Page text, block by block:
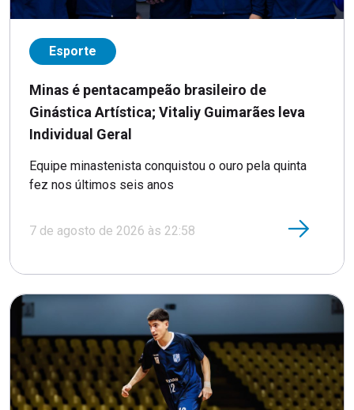
Esporte
Minas é pentacampeão brasileiro de
Ginástica Artística; Vitaliy Guimarães leva
Individual Geral
Equipe minastenista conquistou o ouro pela quinta
fez nos últimos seis anos
7 de agosto de 2026 às 22:58